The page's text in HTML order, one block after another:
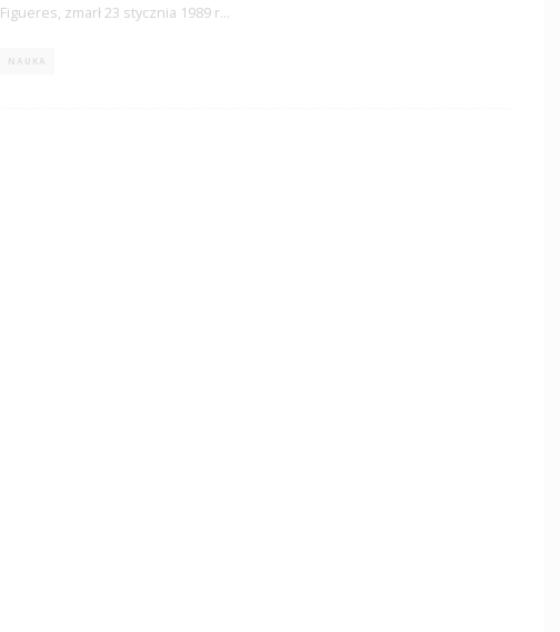
Figueres, zmarł 23 stycznia 1989 r...
NAUKA